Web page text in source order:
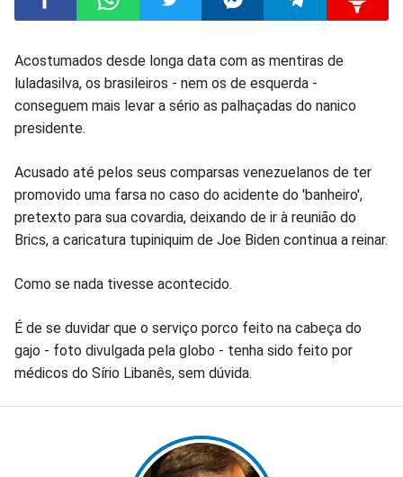
Compartilhar
no
Compartilhar
no
Compartilhar
no
Compartilhar
no
Compartilhar
no
no
Acostumados desde longa data com as mentiras de
luladasilva, os brasileiros - nem os de esquerda -
conseguem mais levar a sério as palhaçadas do nanico
presidente.
Acusado até pelos seus comparsas venezuelanos de ter
promovido uma farsa no caso do acidente do 'banheiro',
pretexto para sua covardia, deixando de ir à reunião do
Brics, a caricatura tupiniquim de Joe Biden continua a reinar.
Como se nada tivesse acontecido.
É de se duvidar que o serviço porco feito na cabeça do
gajo - foto divulgada pela globo - tenha sido feito por
médicos do Sírio Libanês, sem dúvida.